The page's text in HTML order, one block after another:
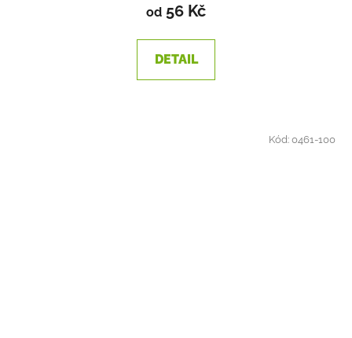
od 56 Kč
DETAIL
Kód:0461-100